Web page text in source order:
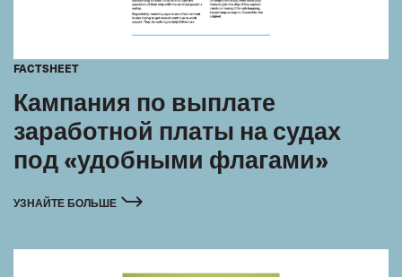
FACTSHEET
Кампания по выплате
заработной платы на судах
под «удобными флагами»
УЗНАЙТЕ БОЛЬШЕ